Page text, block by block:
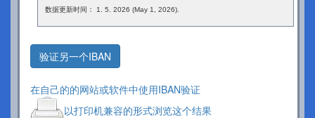
数据更新时间： 1. 5. 2026 (May 1, 2026).
验证另一个IBAN
在自己的的网站或软件中使用IBAN验证
以打印机兼容的形式浏览这个结果